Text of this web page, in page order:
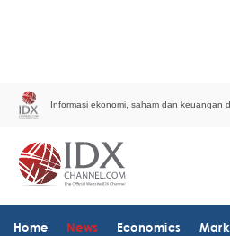
Informasi ekonomi, saham dan keuangan
Home News Economics